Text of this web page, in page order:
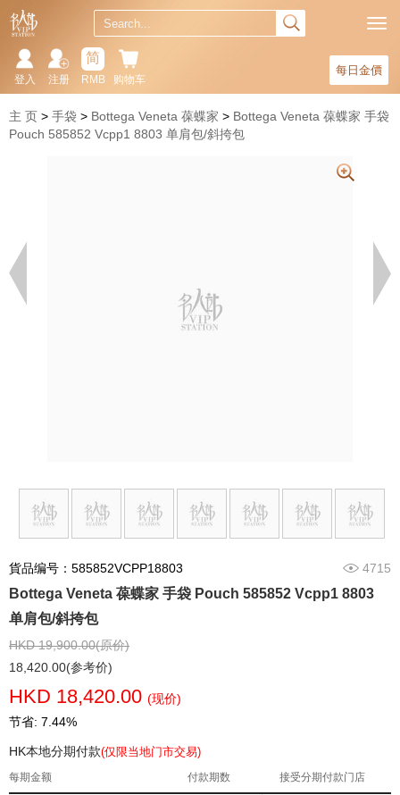
每日金價
购物车
简
RMB
注册
登入
主 页 手袋 Bottega Veneta 葆蝶家
Bottega Veneta 葆蝶家 手袋
Pouch 585852 Vcpp1 8803 单肩包/斜挎包
貨品编号：585852VCPP18803 4715
Bottega Veneta 葆蝶家 手袋 Pouch 585852 Vcpp1 8803
单肩包/斜挎包
HKD 19,900.00(原价)
18,420.00(参考价)
HKD 18,420.00 (现价)
节省: 7.44%
HK本地分期付款(仅限当地门市交易)
每期金额 付款期数 接受分期付款门店